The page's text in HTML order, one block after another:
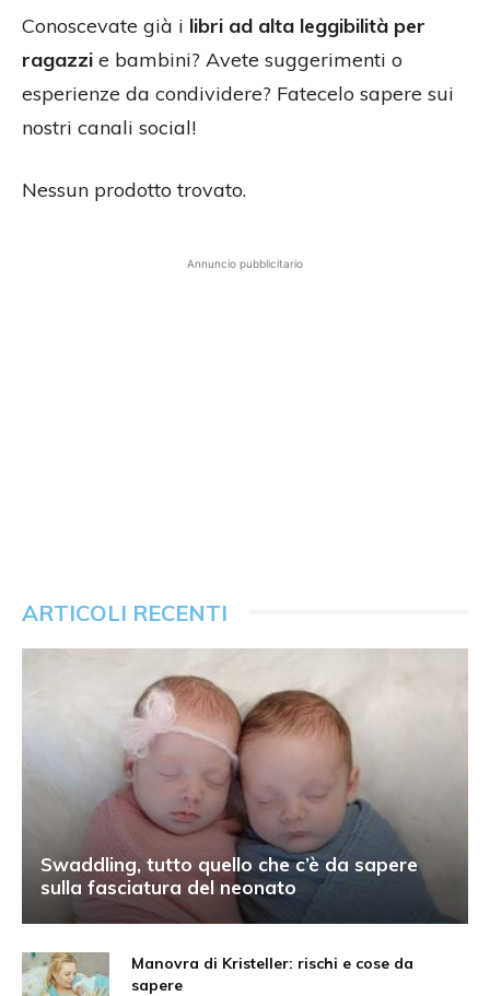
Conoscevate già i libri ad alta leggibilità per
ragazzi e bambini? Avete suggerimenti o
esperienze da condividere? Fatecelo sapere sui
nostri canali social!
Nessun prodotto trovato.
Annuncio pubblicitario
ARTICOLI RECENTI
Swaddling, tutto quello che c’è da sapere
sulla fasciatura del neonato
Manovra di Kristeller: rischi e cose da
sapere